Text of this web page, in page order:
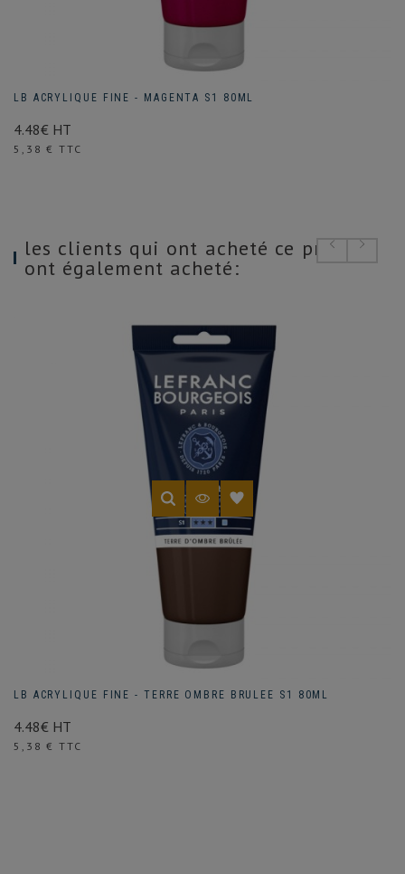
LB ACRYLIQUE FINE - MAGENTA S1 80ML
4.48€ HT
Prix
5,38 € TTC
les clients qui ont acheté ce produit
ont également acheté:
LB ACRYLIQUE FINE - TERRE OMBRE BRULEE S1 80ML
4.48€ HT
Prix
5,38 € TTC